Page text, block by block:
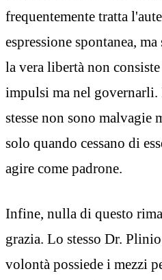
frequentemente tratta
espressione spontanea,
la vera libertà non
impulsi ma nel governarli.
stesse non sono malvagie
solo quando cessano di
agire come padrone.
Infine, nulla di questo
grazia. Lo stesso Dr.
volontà possiede i mezzi